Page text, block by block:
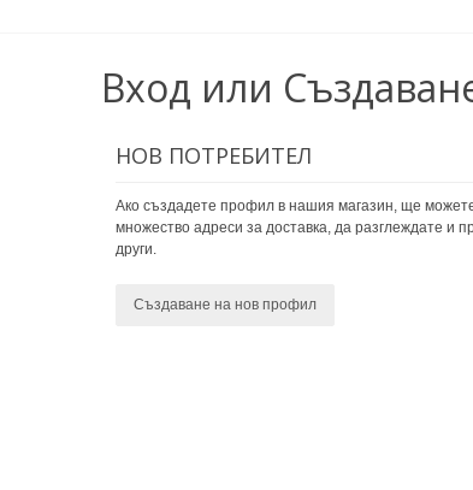
Вход или
НОВ ПОТРЕБИТЕЛ
Ако създадете профил в нашия магазин, ще
множество адреси за доставка, да разглеждате и
други.
Създаване на нов профил